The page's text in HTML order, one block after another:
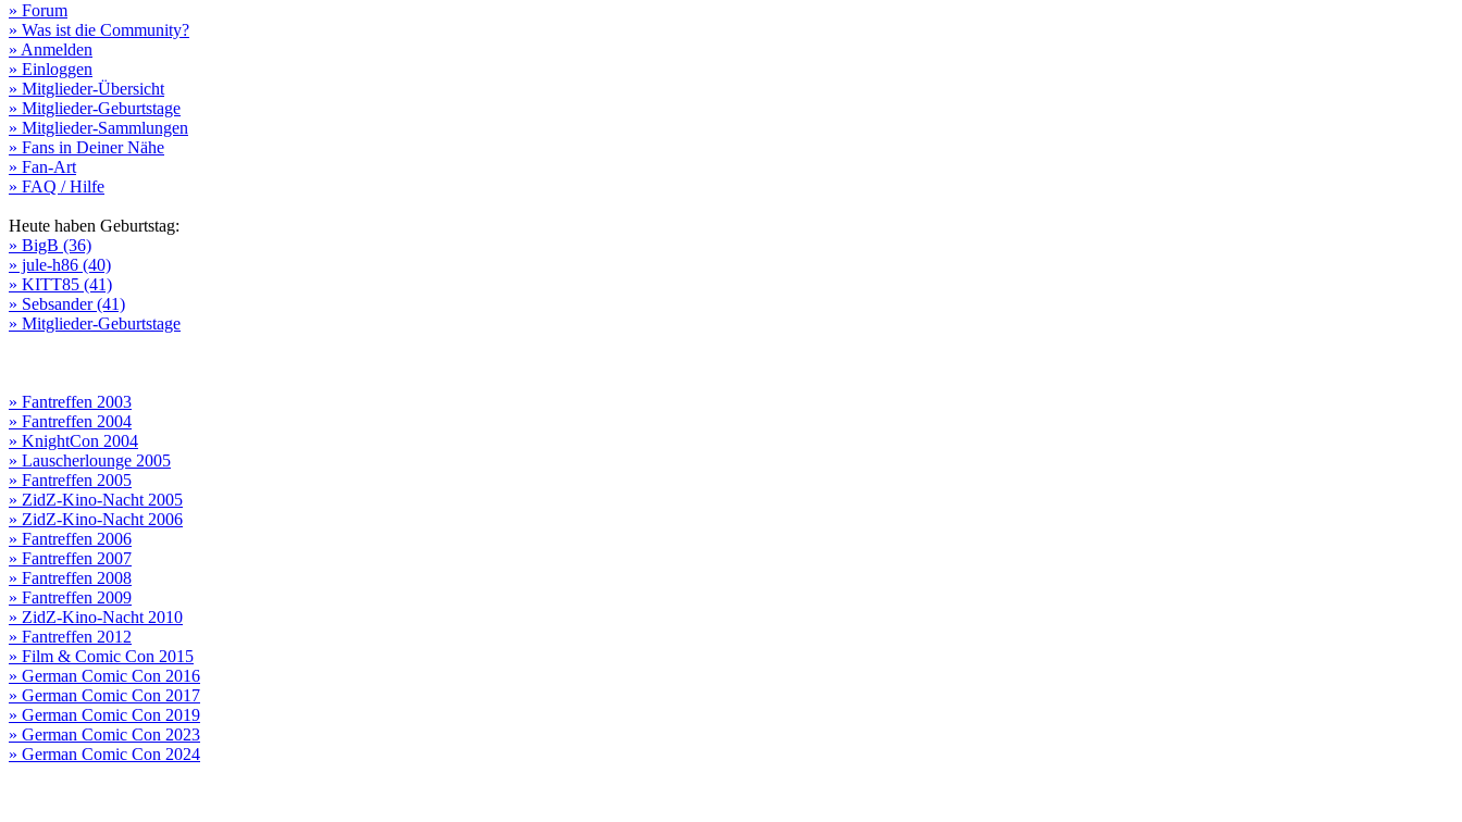
» Forum
» Was ist die Community?
» Anmelden
» Einloggen
» Mitglieder-Übersicht
» Mitglieder-Geburtstage
» Mitglieder-Sammlungen
» Fans in Deiner Nähe
» Fan-Art
» FAQ / Hilfe
Heute haben Geburtstag:
» BigB (36)
» jule-h86 (40)
» KITT85 (41)
» Sebsander (41)
» Mitglieder-Geburtstage
» Fantreffen 2003
» Fantreffen 2004
» KnightCon 2004
» Lauscherlounge 2005
» Fantreffen 2005
» ZidZ-Kino-Nacht 2005
» ZidZ-Kino-Nacht 2006
» Fantreffen 2006
» Fantreffen 2007
» Fantreffen 2008
» Fantreffen 2009
» ZidZ-Kino-Nacht 2010
» Fantreffen 2012
» Film & Comic Con 2015
» German Comic Con 2016
» German Comic Con 2017
» German Comic Con 2019
» German Comic Con 2023
» German Comic Con 2024